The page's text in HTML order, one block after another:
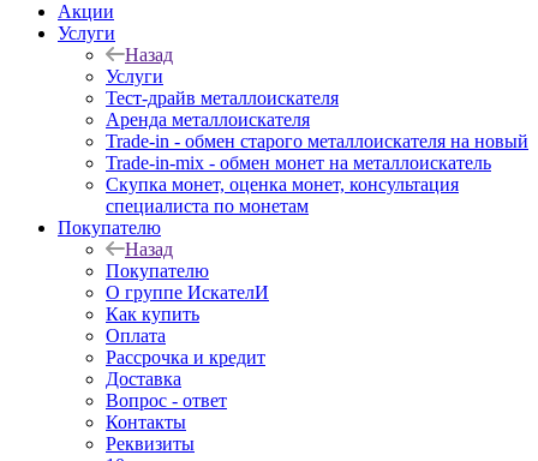
Акции
Услуги
Назад
Услуги
Тест-драйв металлоискателя
Аренда металлоискателя
Trade-in - обмен старого металлоискателя на новый
Trade-in-mix - обмен монет на металлоискатель
Скупка монет, оценка монет, консультация
специалиста по монетам
Покупателю
Назад
Покупателю
О группе ИскателИ
Как купить
Оплата
Рассрочка и кредит
Доставка
Вопрос - ответ
Контакты
Реквизиты